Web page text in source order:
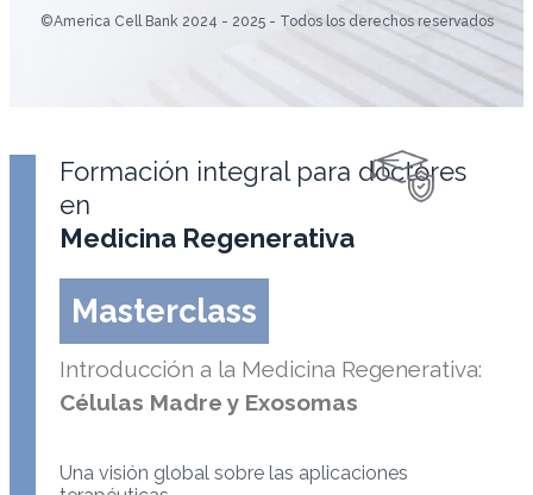
©America Cell Bank 2024 - 2025 - Todos los derechos reservados
Formación integral para doctores
en
Medicina Regenerativa
Masterclass
Introducción a la Medicina Regenerativa:
Células Madre y Exosomas
Una visión global sobre las aplicaciones